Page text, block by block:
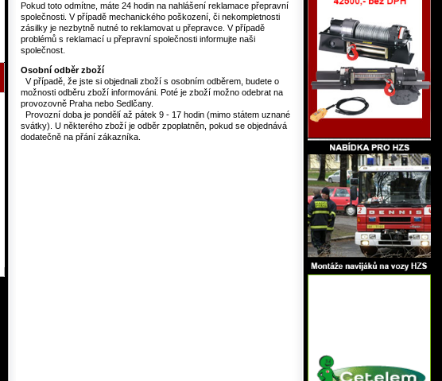
Pokud toto odmítne, máte 24 hodin na nahlášení reklamace přepravní
společnosti. V případě mechanického poškození, či nekompletnosti
zásilky je nezbytně nutné to reklamovat u přepravce. V případě
problémů s reklamací u přepravní společnosti informujte naši
společnost.
Osobní odběr zboží
V případě, že jste si objednali zboží s osobním odběrem, budete o
možnosti odběru zboží informováni. Poté je zboží možno odebrat na
provozovně Praha nebo Sedlčany.
Provozní doba je pondělí až pátek 9 - 17 hodin (mimo státem uznané
svátky). U některého zboží je odběr zpoplatněn, pokud se objednává
dodatečně na přání zákazníka.